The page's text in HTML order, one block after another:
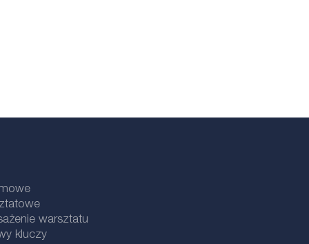
warsztatu
kluczy